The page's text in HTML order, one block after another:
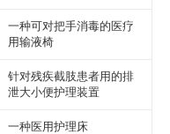
一种可对把手消毒的医疗
用输液椅
针对残疾截肢患者用的排
泄大小便护理装置
一种医用护理床